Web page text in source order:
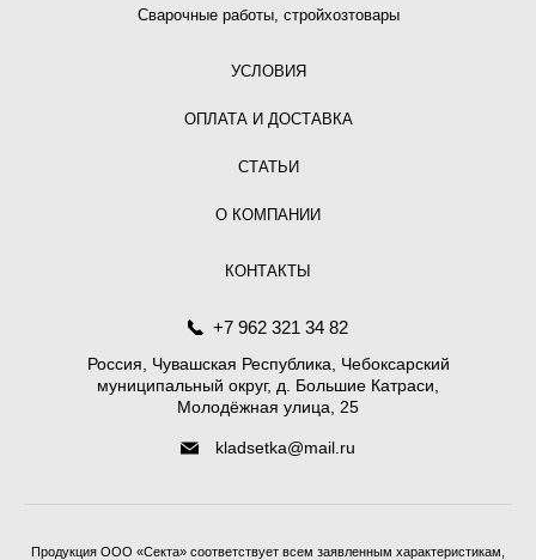
Сварочные работы, стройхозтовары
УСЛОВИЯ
ОПЛАТА И ДОСТАВКА
СТАТЬИ
О КОМПАНИИ
КОНТАКТЫ
+7 962 321 34 82
Россия, Чувашская Республика, Чебоксарский
муниципальный округ, д. Большие Катраси,
Молодёжная улица, 25
kladsetka@mail.ru
Продукция ООО «Секта» соответствует всем заявленным характеристикам,